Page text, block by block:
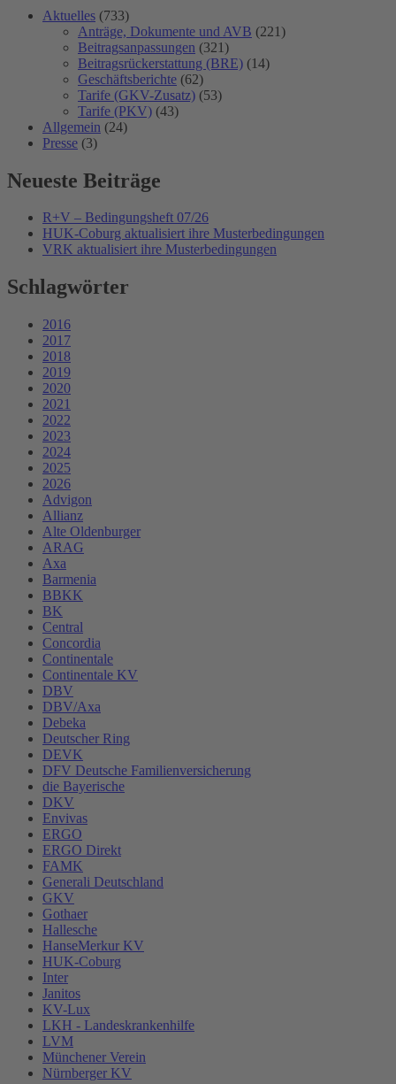
Aktuelles (733)
Anträge, Dokumente und AVB (221)
Beitragsanpassungen (321)
Beitragsrückerstattung (BRE) (14)
Geschäftsberichte (62)
Tarife (GKV-Zusatz) (53)
Tarife (PKV) (43)
Allgemein (24)
Presse (3)
Neueste Beiträge
R+V – Bedingungsheft 07/26
HUK-Coburg aktualisiert ihre Musterbedingungen
VRK aktualisiert ihre Musterbedingungen
Schlagwörter
2016
2017
2018
2019
2020
2021
2022
2023
2024
2025
2026
Advigon
Allianz
Alte Oldenburger
ARAG
Axa
Barmenia
BBKK
BK
Central
Concordia
Continentale
Continentale KV
DBV
DBV/Axa
Debeka
Deutscher Ring
DEVK
DFV Deutsche Familienversicherung
die Bayerische
DKV
Envivas
ERGO
ERGO Direkt
FAMK
Generali Deutschland
GKV
Gothaer
Hallesche
HanseMerkur KV
HUK-Coburg
Inter
Janitos
KV-Lux
LKH - Landeskrankenhilfe
LVM
Münchener Verein
Nürnberger KV